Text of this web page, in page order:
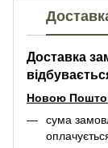
Доставка
Новою
сума